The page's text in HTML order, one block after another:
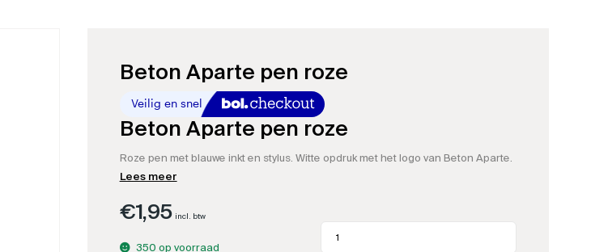
Beton Aparte pen roze
Beton Aparte pen roze
Roze pen met blauwe inkt en stylus. Witte opdruk met het logo van Beton Aparte.
Lees meer
€1,95 incl. btw
350 op voorraad
Beton
Aparte